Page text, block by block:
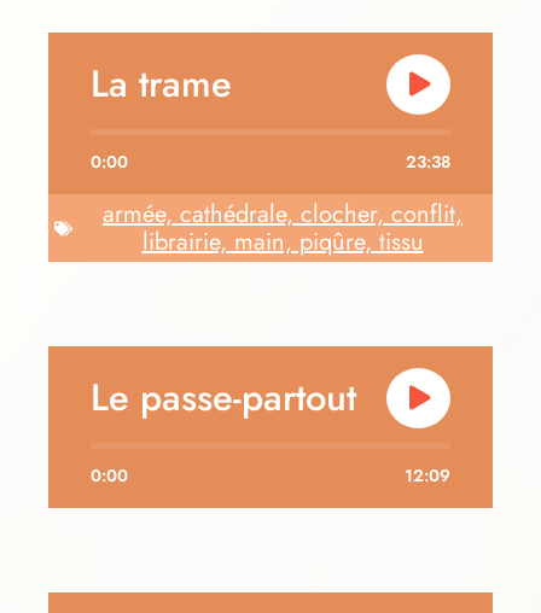
La trame
0:00 23:38
armée, cathédrale, clocher, conflit,
librairie, main, piqûre, tissu
Le passe-partout
0:00 12:09